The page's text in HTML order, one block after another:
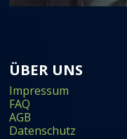
ÜBER UNS
Impressum
FAQ
AGB
Datenschutz